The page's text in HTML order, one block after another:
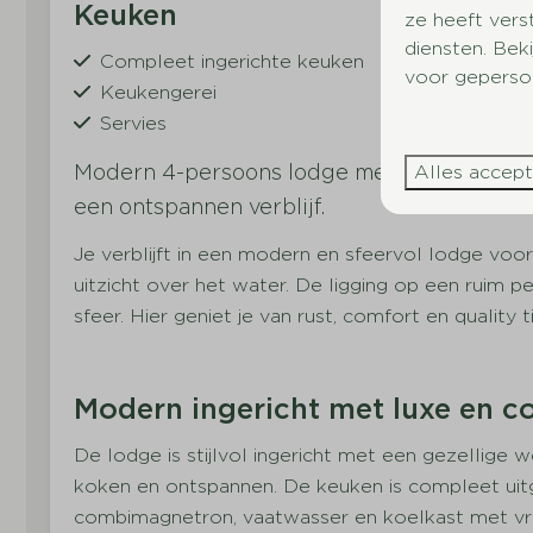
Keuken
Compleet ingerichte keuken
Keukengerei
Servies
Drinkglazen
Pannen
Eettafel
Koffiezetapparaat
Waterkoker
Combi magnetron
Slapen
Aantal
Aantal
Inclusief
geboekt
Kledingkast
Buiten
Modern 4-persoons lodge met veranda en
een ontspannen verblijf.
Je verblijft in een modern en sfeervol lodge
uitzicht over het water. De ligging op een ruim
sfeer. Hier geniet je van rust, comfort en quality
Modern ingericht met luxe en
De lodge is stijlvol ingericht met een gezellige
koken en ontspannen. De keuken is compleet
combimagnetron, vaatwasser en koelkast met
ze heeft
diensten.
voor
Alles